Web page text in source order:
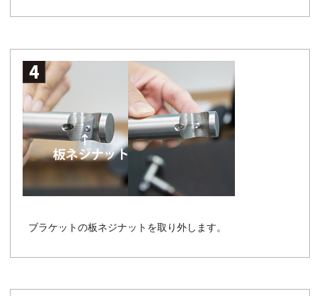
ブラケットの板ネジナットを取り外します。